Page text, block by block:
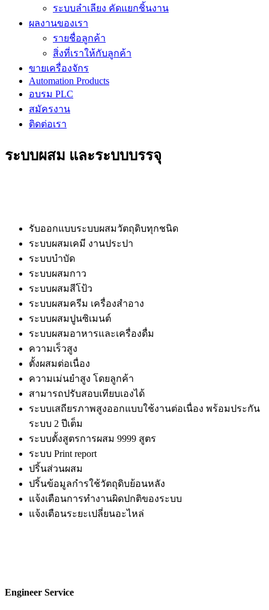
ระบบลำเลียง คัดแยกชิ้นงาน
ผลงานของเรา
รายชื่อลูกค้า
สิ่งที่เราให้กับลูกค้า
ขายเครื่องจักร
Automation Products
อบรม PLC
สมัครงาน
ติดต่อเรา
ระบบผสม และระบบบรรจุ
รับออกแบบระบบผสมวัตถุดิบทุกชนิด
ระบบผสมเคมี งานประปา
ระบบบำบัด
ระบบผสมกาว
ระบบผสมสีโป้ว
ระบบผสมครีม เครื่องสำอาง
ระบบผสมปูนซิเมนต์
ระบบผสมอาหารและเครื่องดื่ม
ความเร็วสูง
ตั้งผสมต่อเนื่อง
ความเม่นยำสูง โดยลูกค้า
สามารถปรับสอบเทียบเองได้
ระบบเสถียรภาพสูงออกแบบใช้งานต่อเนื่อง พร้อมประกัน
ระบบ 2 ปีเต็ม
ระบบตั้งสูตรการผสม 9999 สูตร
ระบบ Print report
ปริ้นส่วนผสม
ปริ้นข้อมูลกํารใช้วัตถุดิบย้อนหลัง
แจ้งเตือนการทำงานผิดปกติของระบบ
แจ้งเตือนระยะเปลี่ยนอะไหล่
Engineer Service